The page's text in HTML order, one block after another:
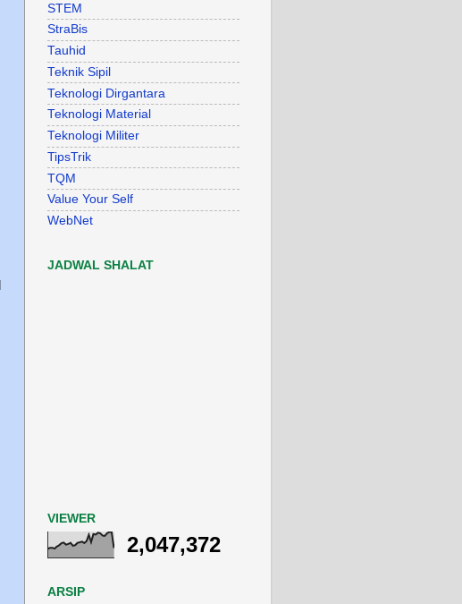
STEM
StraBis
Tauhid
Teknik Sipil
Teknologi Dirgantara
Teknologi Material
Teknologi Militer
TipsTrik
TQM
Value Your Self
WebNet
JADWAL SHALAT
VIEWER
2,047,372
ARSIP